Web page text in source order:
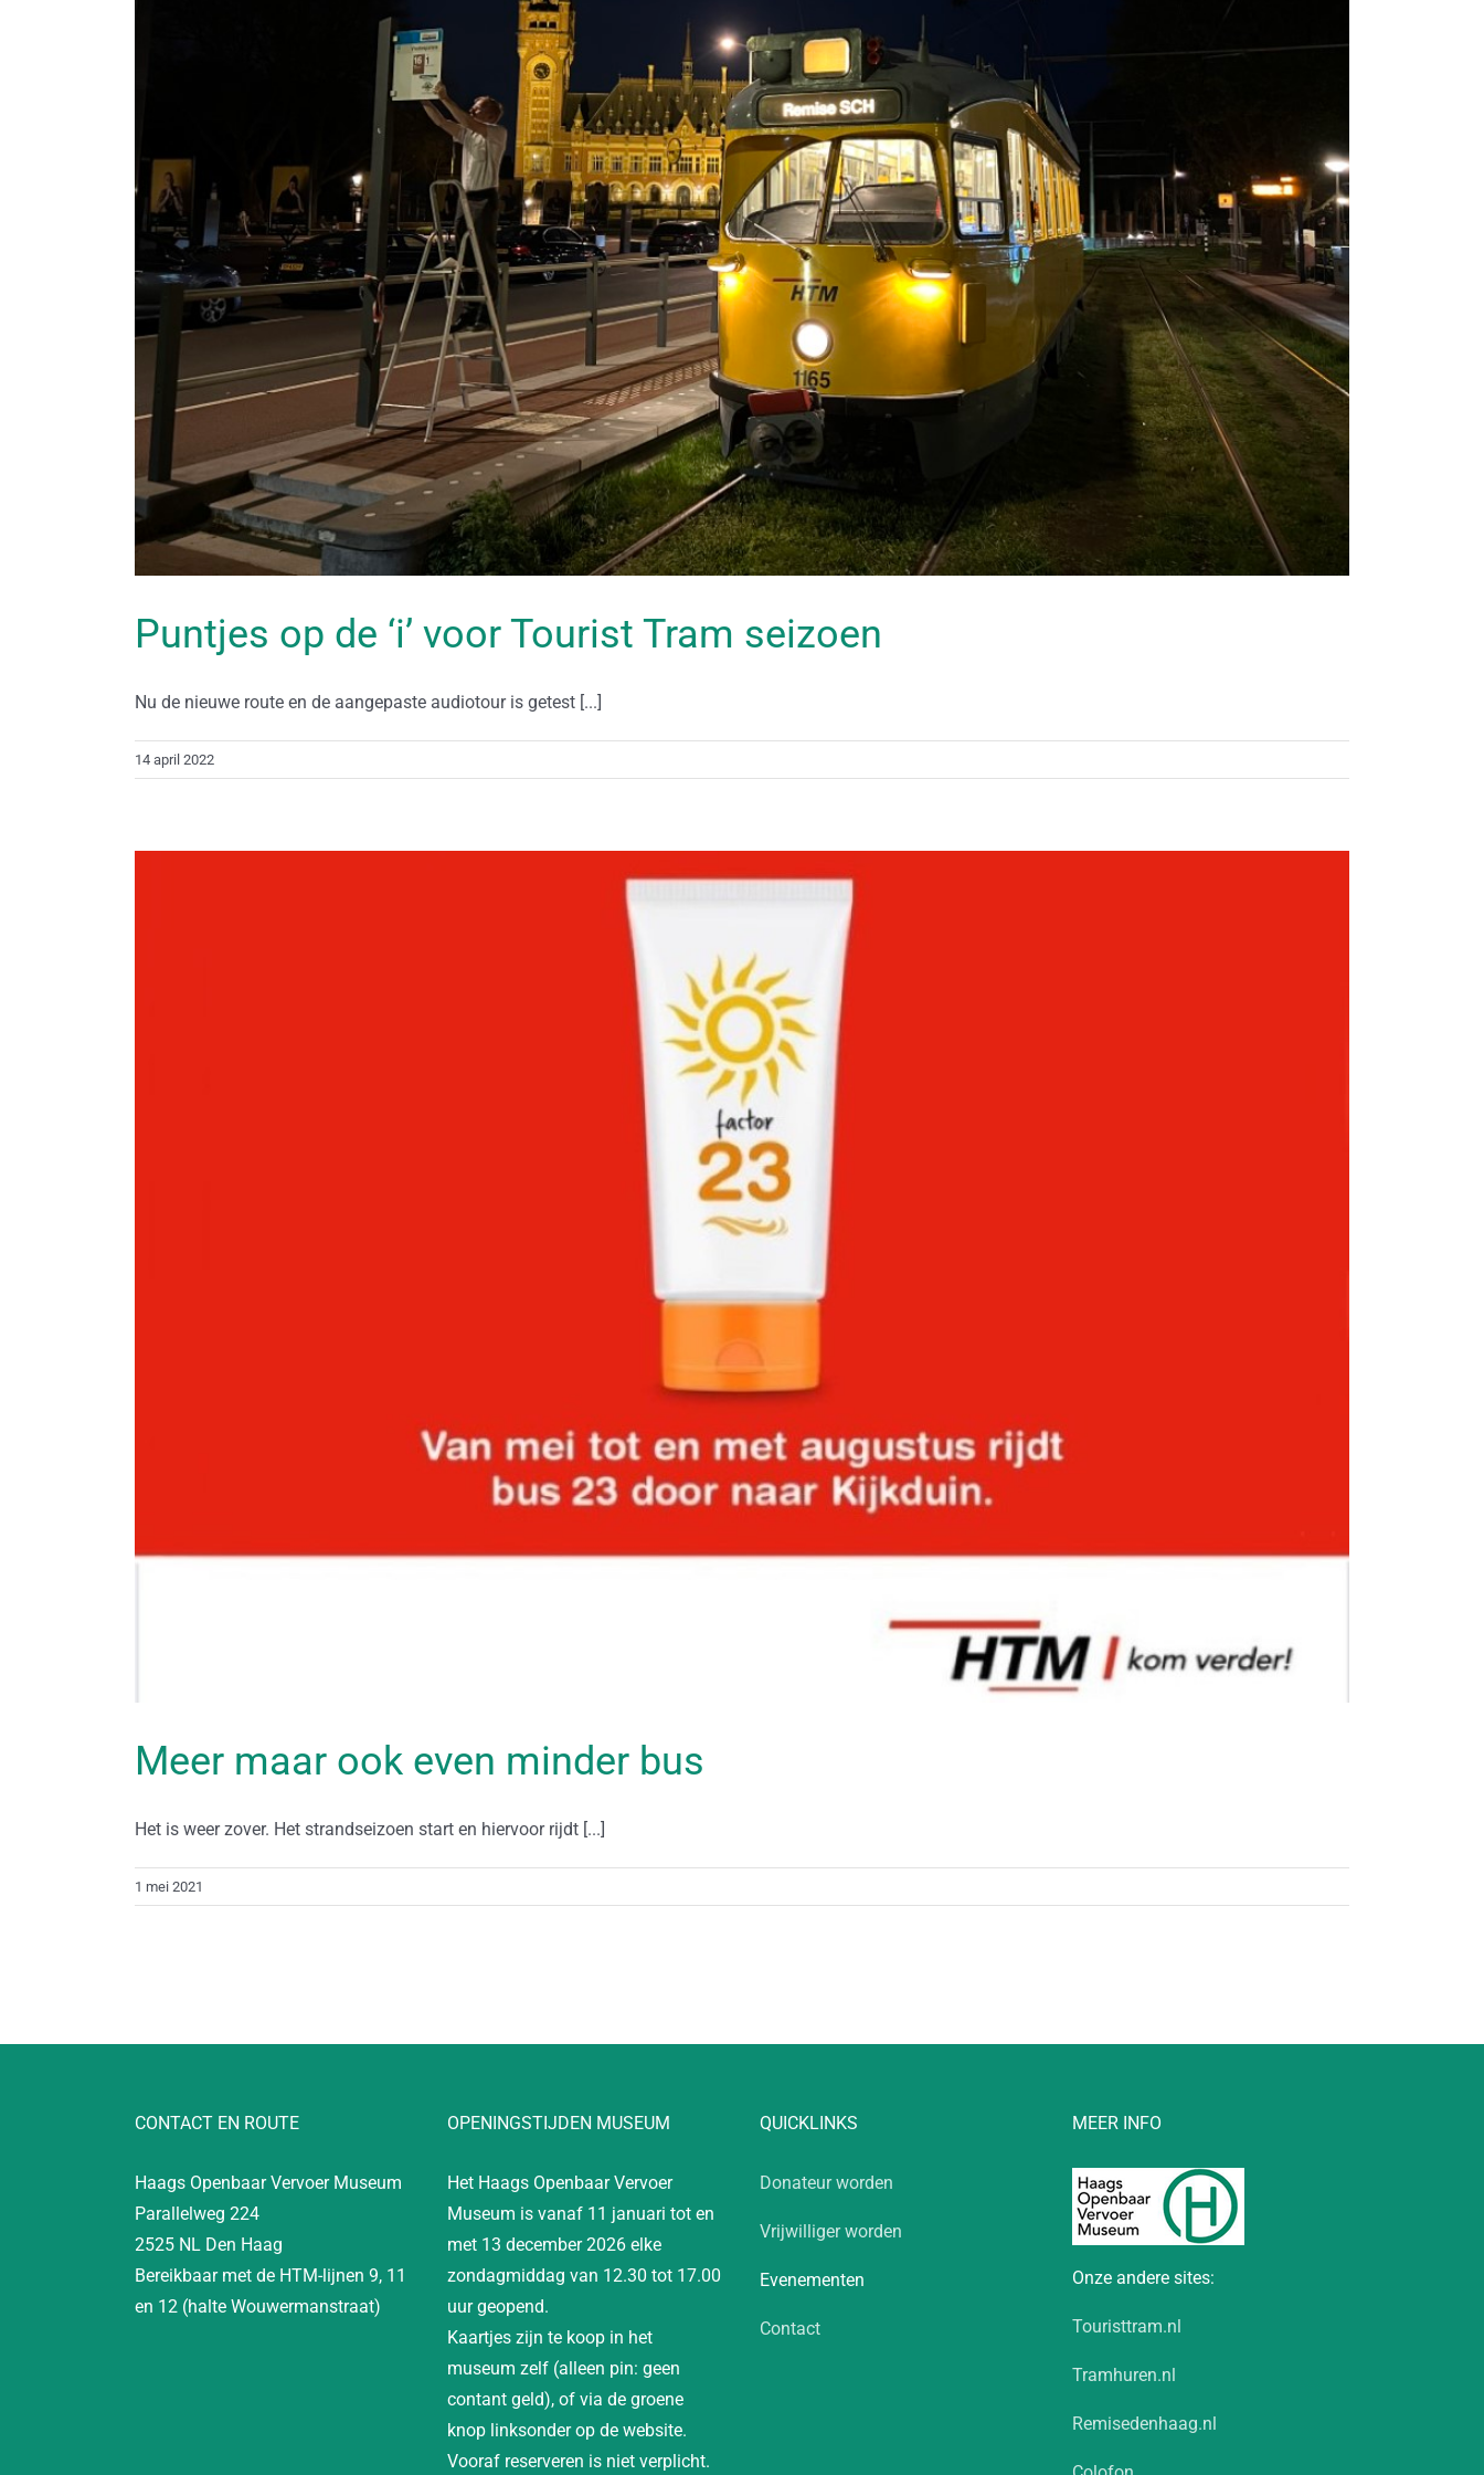
Puntjes op de ‘i’ voor Tourist Tram seizoen
Nu de nieuwe route en de aangepaste audiotour is getest [...]
14 april 2022
Meer maar ook even minder bus
Het is weer zover. Het strandseizoen start en hiervoor rijdt [...]
1 mei 2021
CONTACT EN ROUTE
Haags Openbaar Vervoer Museum
Parallelweg 224
2525 NL Den Haag
Bereikbaar met de HTM-lijnen 9, 11
en 12 (halte Wouwermanstraat)
OPENINGSTIJDEN MUSEUM
Het Haags Openbaar Vervoer
Museum is vanaf 11 januari tot en
met 13 december 2026 elke
zondagmiddag van 12.30 tot 17.00
uur geopend.
Kaartjes zijn te koop in het
museum zelf (alleen pin: geen
contant geld), of via de groene
knop linksonder op de website.
Vooraf reserveren is niet verplicht.
QUICKLINKS
Donateur worden
Vrijwilliger worden
Evenementen
Contact
MEER INFO
Onze andere sites:
Touristtram.nl
Tramhuren.nl
Remisedenhaag.nl